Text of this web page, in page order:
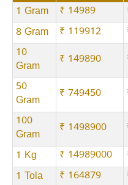
1 Gram
₹ 14989
8 Gram
₹ 119912
10
Gram
₹ 149890
50
Gram
₹ 749450
100
Gram
₹ 1498900
1 Kg ₹ 14989000
1 Tola
₹ 164879